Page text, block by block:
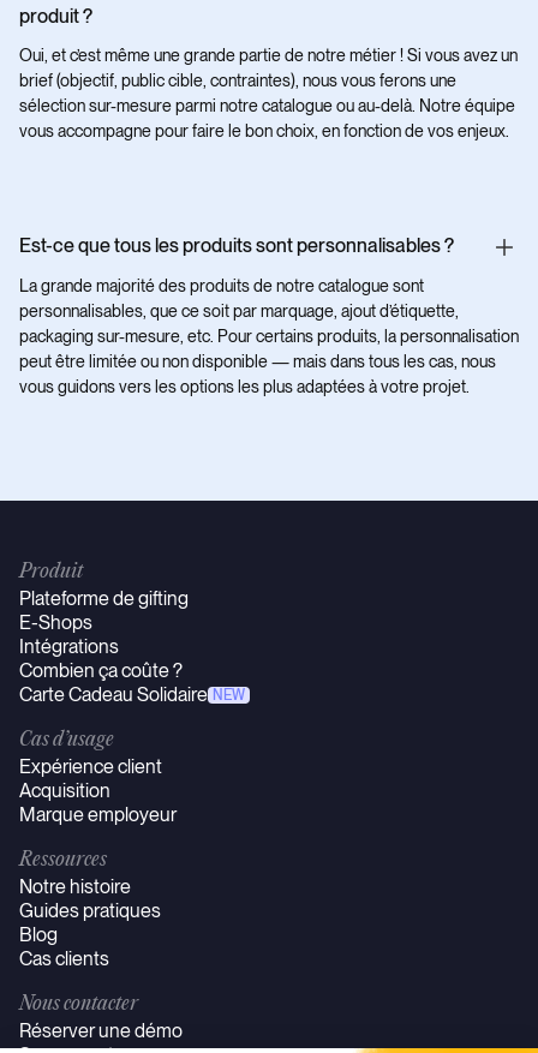
produit ?
Oui, et c’est même une grande partie de notre métier ! Si vous avez un
brief (objectif, public cible, contraintes), nous vous ferons une
sélection sur-mesure parmi notre catalogue ou au-delà. Notre équipe
vous accompagne pour faire le bon choix, en fonction de vos enjeux.
Est-ce que tous les produits sont personnalisables ?
La grande majorité des produits de notre catalogue sont
personnalisables, que ce soit par marquage, ajout d’étiquette,
packaging sur-mesure, etc. Pour certains produits, la personnalisation
peut être limitée ou non disponible — mais dans tous les cas, nous
vous guidons vers les options les plus adaptées à votre projet.
Produit
Plateforme de gifting
E-Shops
Intégrations
Combien ça coûte ?
Carte Cadeau Solidaire NEW
Cas d’usage
Expérience client
Acquisition
Marque employeur
Ressources
Notre histoire
Guides pratiques
Blog
Cas clients
Nous contacter
Réserver une démo